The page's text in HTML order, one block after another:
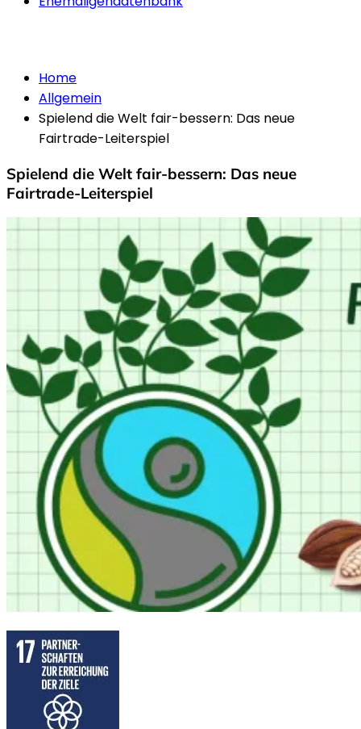
Home
Allgemein
Spielend die Welt fair-bessern: Das neue
Fairtrade-Leiterspiel
Spielend die Welt fair-bessern: Das neue
Fairtrade-Leiterspiel